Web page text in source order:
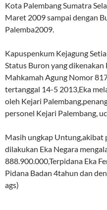
Kota Palembang Sumatra
Maret 2009 sampai dengan
Palemba2009.
Kapuspenkum Kejagung
Status Buron yang dikenakan
Mahkamah Agung Nomor
tertanggal 14-5 2013,Eka
oleh Kejari
personel Kejari Palembang,
Masih ungkap Untung,akibat
dilakukan Eka Negara
888.900.000,Terpidana Eka
Pidana Badan 4tahun dan
ags)